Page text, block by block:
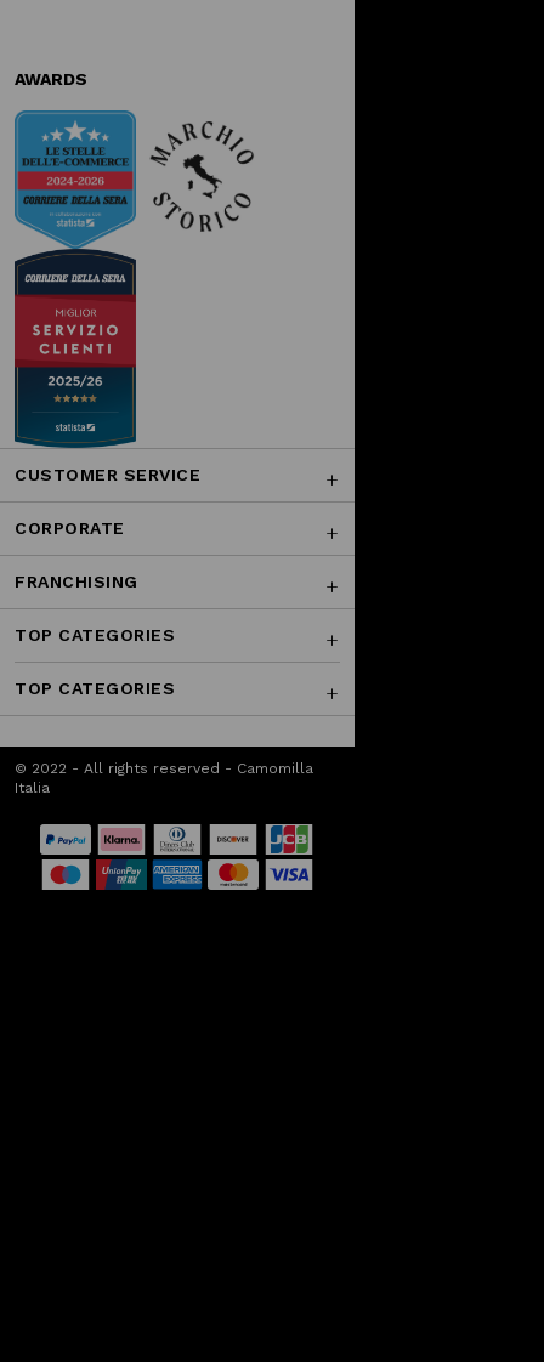
AWARDS
CUSTOMER SERVICE
CORPORATE
FRANCHISING
TOP CATEGORIES
TOP CATEGORIES
© 2022 - All rights reserved - Camomilla
Italia